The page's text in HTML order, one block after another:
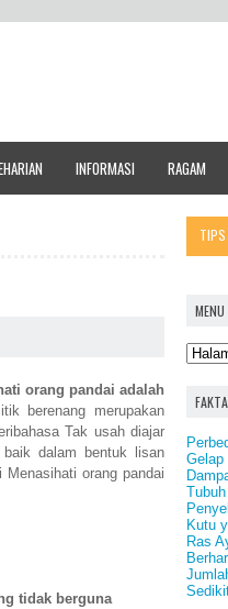
INFORMASI RAGAM
orang pandai adalah
berenang merupakan
Tak usah diajar
baik dalam bentuk lisan
orang pandai
tidak berguna
TIPS
Gelap
Kutu
Ras